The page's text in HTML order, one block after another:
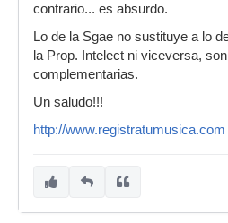
contrario... es absurdo.
Lo de la Sgae no sustituye a lo
la Prop. Intelect ni viceversa,
complementarias.
Un saludo!!!
http://www.registratumusica.com